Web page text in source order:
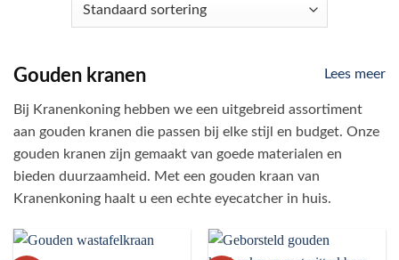
Lees meer
Gouden kranen
Bij Kranenkoning hebben we een uitgebreid assortiment
aan gouden kranen die passen bij elke stijl en budget. Onze
gouden kranen zijn gemaakt van goede materialen en
bieden duurzaamheid. Met een gouden kraan van
Kranenkoning haalt u een echte eyecatcher in huis.